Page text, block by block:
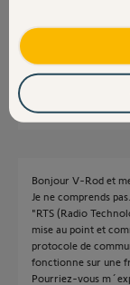
Aucune solution de
Bonjour V-Rod et
Je ne comprends pas...
"RTS (Radio
mise au point et
protocole de
fonctionne sur une
Pourriez-vous